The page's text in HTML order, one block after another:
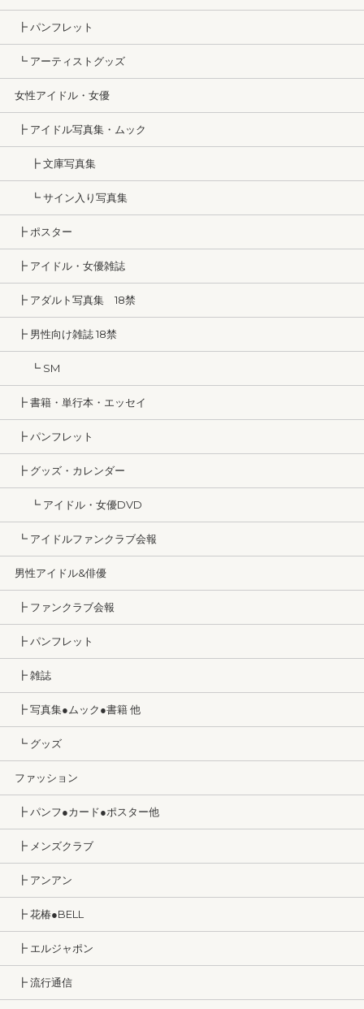
┣ パンフレット
┗ アーティストグッズ
女性アイドル・女優
┣ アイドル写真集・ムック
┣ 文庫写真集
┗ サイン入り写真集
┣ ポスター
┣ アイドル・女優雑誌
┣ アダルト写真集 18禁
┣ 男性向け雑誌 18禁
┗ SM
┣ 書籍・単行本・エッセイ
┣ パンフレット
┣ グッズ・カレンダー
┗ アイドル・女優DVD
┗ アイドルファンクラブ会報
男性アイドル&俳優
┣ ファンクラブ会報
┣ パンフレット
┣ 雑誌
┣ 写真集●ムック●書籍 他
┗ グッズ
ファッション
┣ パンフ●カード●ポスター他
┣ メンズクラブ
┣ アンアン
┣ 花椿●BELL
┣ エルジャポン
┣ 流行通信